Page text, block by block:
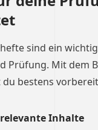
sind ein
Prüfung. Mit dem
bestens
Inhalte